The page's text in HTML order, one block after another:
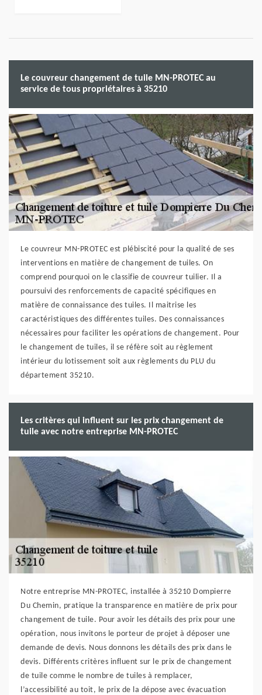
Le couvreur changement de tuile MN-PROTEC au
service de tous propriétaires à 35210
Le couvreur MN-PROTEC est plébiscité pour la qualité de ses
interventions en matière de changement de tuiles. On
comprend pourquoi on le classifie de couvreur tuilier. Il a
poursuivi des renforcements de capacité spécifiques en
matière de connaissance des tuiles. Il maitrise les
caractéristiques des différentes tuiles. Des connaissances
nécessaires pour faciliter les opérations de changement. Pour
le changement de tuiles, il se réfère soit au règlement
intérieur du lotissement soit aux règlements du PLU du
département 35210.
Les critères qui influent sur les prix changement de
tuile avec notre entreprise MN-PROTEC
Notre entreprise MN-PROTEC, installée à 35210 Dompierre
Du Chemin, pratique la transparence en matière de prix pour
changement de tuile. Pour avoir les détails des prix pour une
opération, nous invitons le porteur de projet à déposer une
demande de devis. Nous donnons les détails des prix dans le
devis. Différents critères influent sur le prix de changement
de tuile comme le nombre de tuiles à remplacer,
l’accessibilité au toit, le prix de la dépose avec évacuation